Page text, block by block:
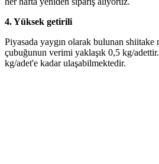
4.Yüksek getirili
Piyasada yaygın olarak bulunan shiitake
çubuğunun verimi yaklaşık 0,5 kg/
kg/adet'e kadar ulaşabilmektedir.